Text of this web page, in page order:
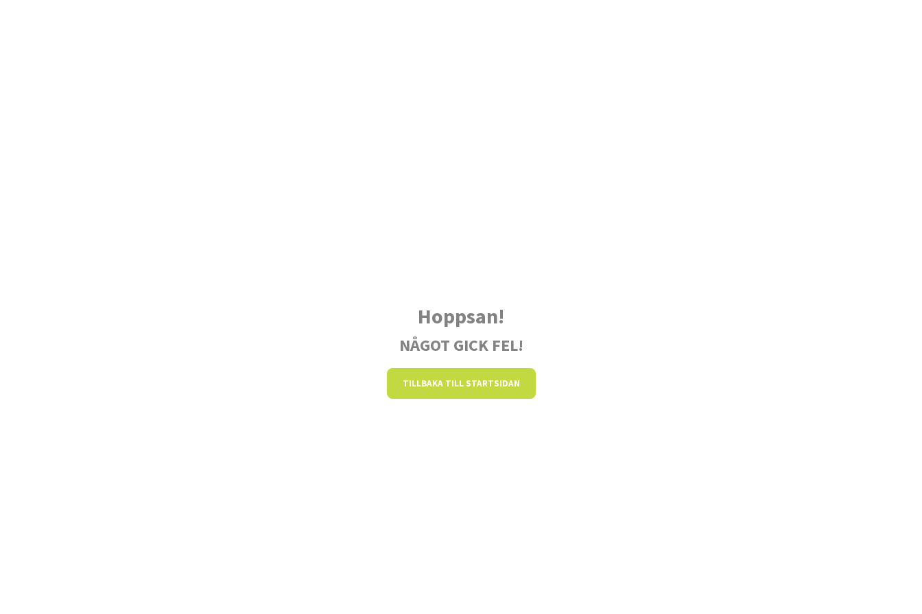
Hoppsan!
NÅGOT GICK FEL!
TILLBAKA TILL STARTSIDAN